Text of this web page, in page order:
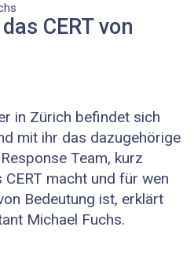
CERT von
in Zürich befindet sich
mit ihr das dazugehörige
Team, kurz
CERT macht und für wen
Bedeutung ist, erklärt
Michael Fuchs.